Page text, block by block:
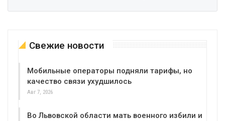
Свежие новости
Мобильные операторы подняли тарифы, но
качество связи ухудшилось
Авг 7, 2026
Во Львовской области мать военного избили и